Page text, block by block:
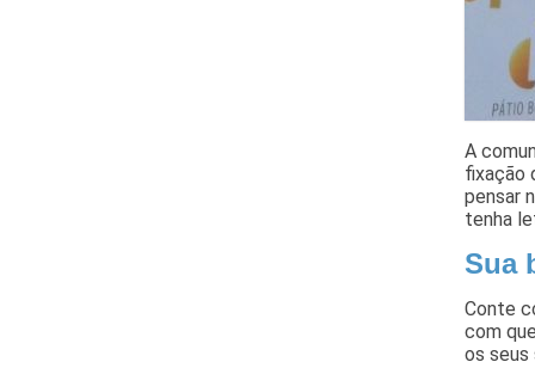
A
fixação
pensar
tenha
Sua
Conte
com
os seus